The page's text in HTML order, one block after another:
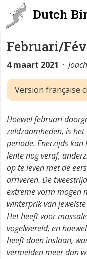
Dutch
Februari/
4 maart 2021 ·
Version française
Hoewel februari
zeldzaamheden, is
periode. Enerzijds
lente nog veraf,
op te leven met de
arriveren. De
extreme vorm mogen
winterprik van
Het heeft voor
vogelwereld, en
heeft doen inslaan,
vermelden meer dan